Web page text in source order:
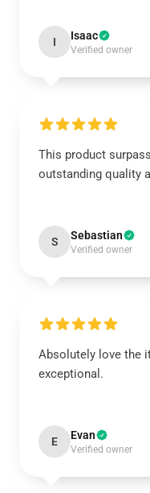
I Isaac
Verified owner
This product
outstanding quality
S Sebastian
Verified owner
Absolutely love the
exceptional.
E Evan
Verified owner